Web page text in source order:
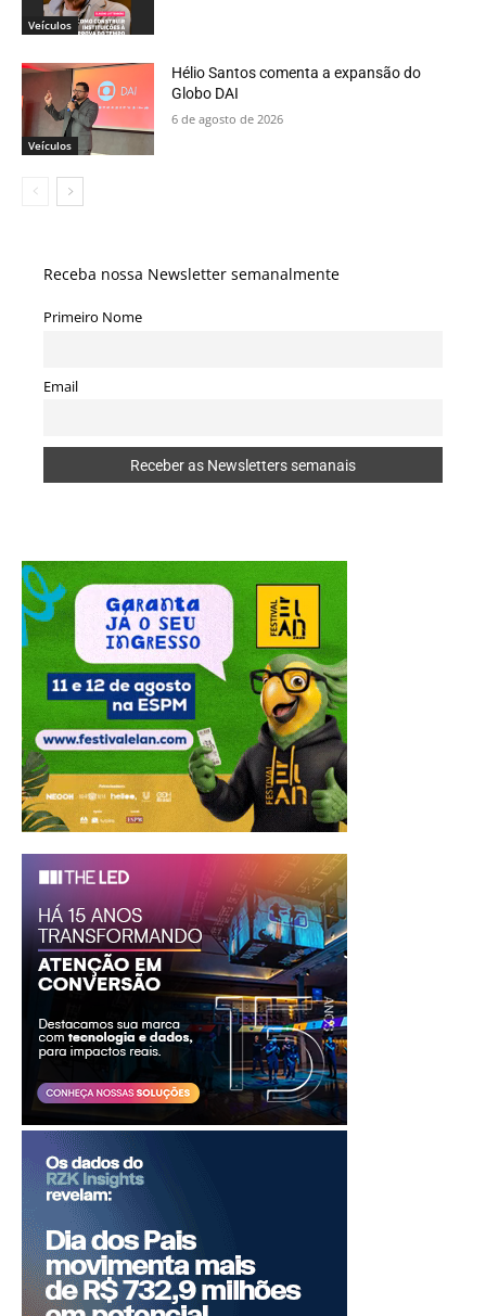
Veículos
Veículos
Hélio Santos comenta a expansão do
Globo DAI
6 de agosto de 2026
Receba nossa Newsletter semanalmente
Primeiro Nome
Email